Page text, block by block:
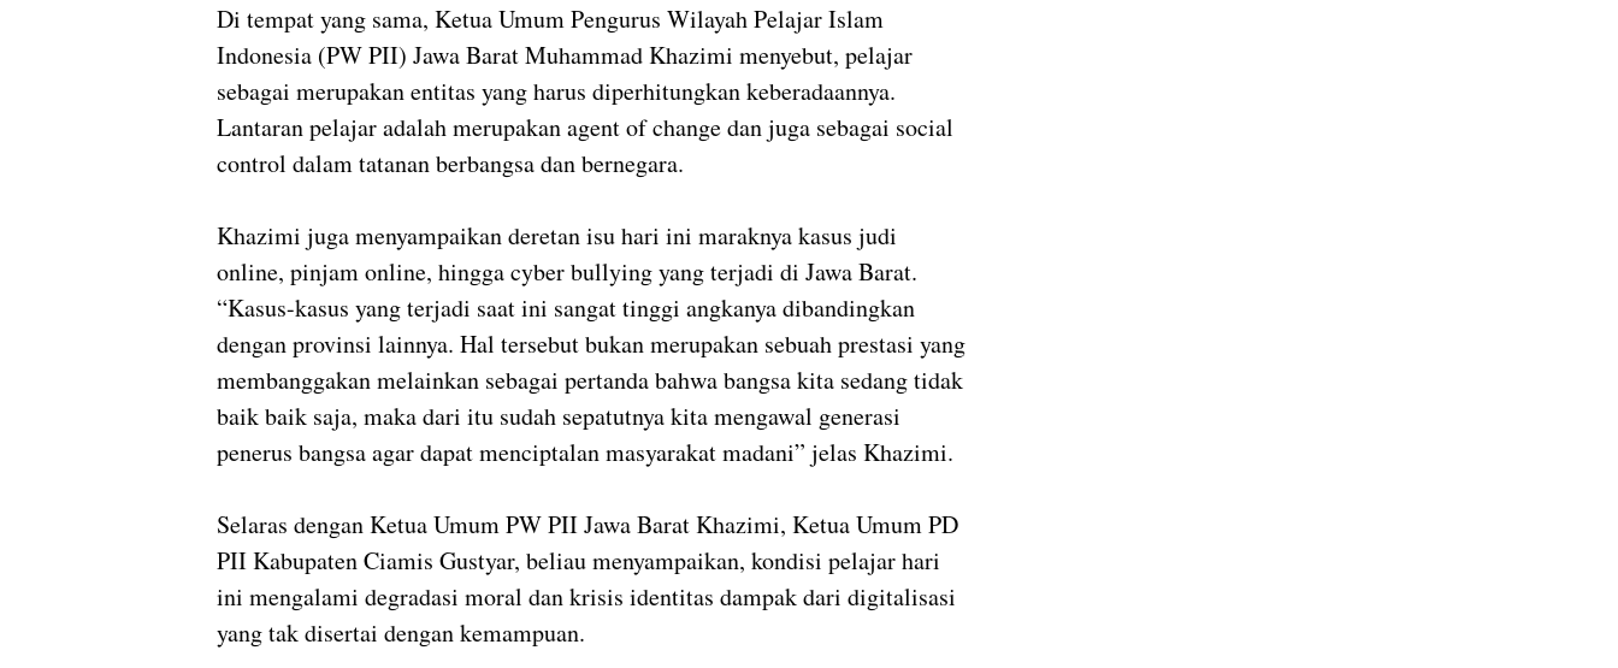
Di tempat yang sama, Ketua Umum Pengurus Wilayah Pelajar Islam
Indonesia (PW PII) Jawa Barat Muhammad Khazimi menyebut, pelajar
sebagai merupakan entitas yang harus diperhitungkan keberadaannya.
Lantaran pelajar adalah merupakan agent of change dan juga sebagai social
control dalam tatanan berbangsa dan bernegara.
Khazimi juga menyampaikan deretan isu hari ini maraknya kasus judi
online, pinjam online, hingga cyber bullying yang terjadi di Jawa Barat.
“Kasus-kasus yang terjadi saat ini sangat tinggi angkanya dibandingkan
dengan provinsi lainnya. Hal tersebut bukan merupakan sebuah prestasi yang
membanggakan melainkan sebagai pertanda bahwa bangsa kita sedang tidak
baik baik saja, maka dari itu sudah sepatutnya kita mengawal generasi
penerus bangsa agar dapat menciptalan masyarakat madani” jelas Khazimi.
Selaras dengan Ketua Umum PW PII Jawa Barat Khazimi, Ketua Umum PD
PII Kabupaten Ciamis Gustyar, beliau menyampaikan, kondisi pelajar hari
ini mengalami degradasi moral dan krisis identitas dampak dari digitalisasi
yang tak disertai dengan kemampuan.